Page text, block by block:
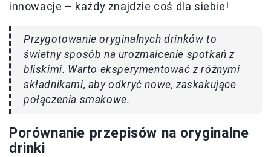
innowacje – każdy znajdzie coś dla siebie!
Przygotowanie oryginalnych drinków to
świetny sposób na urozmaicenie spotkań z
bliskimi. Warto eksperymentować z różnymi
składnikami, aby odkryć nowe, zaskakujące
połączenia smakowe.
Porównanie przepisów na oryginalne
drinki